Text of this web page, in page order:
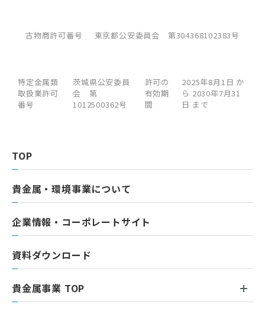
古物商許可番号 東京都公安委員会 第304368102383号
特定金属類
取扱業許可
番号
茨城県公安委員
会 第
1012500362号
許可の
有効期
間
2025年8月1日 か
ら 2030年7月31
日 まで
TOP
貴金属・環境事業について
企業情報・コーポレートサイト
貴金属事業 TOP
資料ダウンロード